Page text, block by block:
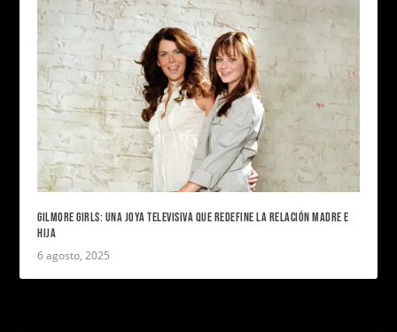
GILMORE GIRLS: UNA JOYA TELEVISIVA QUE REDEFINE LA RELACIÓN MADRE E
HIJA
6 agosto, 2025